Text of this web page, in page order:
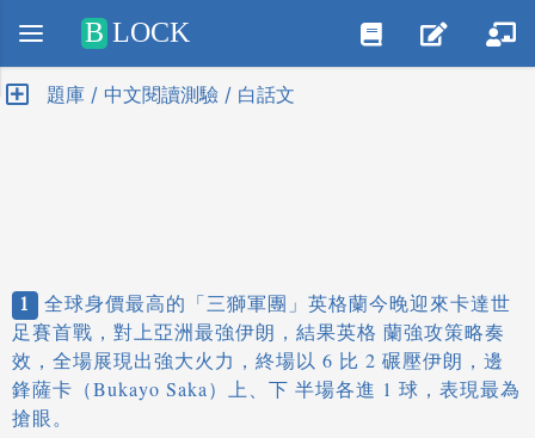
Positive SSL
B LOCK
題庫 / 中文閱讀測驗 / 白話文
1 全球身價最高的「三獅軍團」英格蘭今晚迎來卡達世
足賽首戰，對上亞洲最強伊朗，結果英格 蘭強攻策略奏
效，全場展現出強大火力，終場以 6 比 2 碾壓伊朗，邊
鋒薩卡（Bukayo Saka）上、下 半場各進 1 球，表現最為
搶眼。